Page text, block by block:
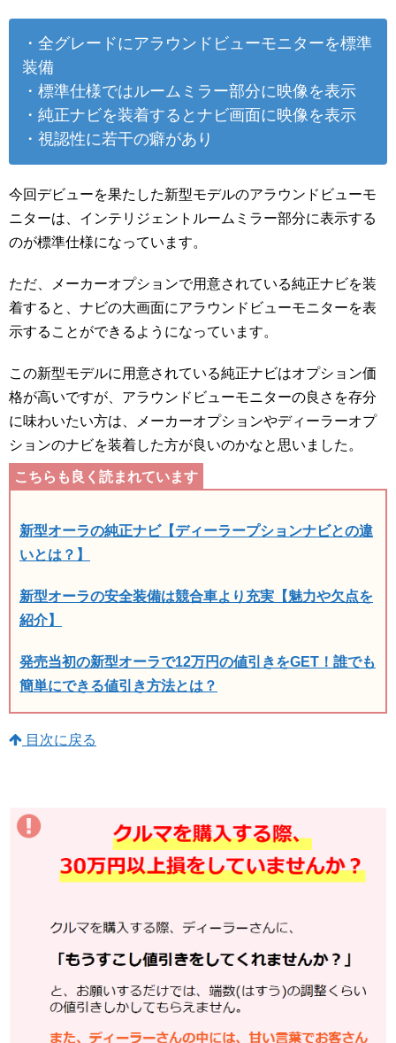
・全グレードにアラウンドビューモニターを標準
装備
・標準仕様ではルームミラー部分に映像を表示
・純正ナビを装着するとナビ画面に映像を表示
・視認性に若干の癖があり
今回デビューを果たした新型モデルのアラウンドビューモ
ニターは、インテリジェントルームミラー部分に表示する
のが標準仕様になっています。
ただ、メーカーオプションで用意されている純正ナビを装
着すると、ナビの大画面にアラウンドビューモニターを表
示することができるようになっています。
この新型モデルに用意されている純正ナビはオプション価
格が高いですが、アラウンドビューモニターの良さを存分
に味わいたい方は、メーカーオプションやディーラーオプ
ションのナビを装着した方が良いのかなと思いました。
新型オーラの純正ナビ【ディーラープションナビとの違
いとは？】
新型オーラの安全装備は競合車より充実【魅力や欠点を
紹介】
発売当初の新型オーラで12万円の値引きをGET！誰でも
簡単にできる値引き方法とは？
目次に戻る